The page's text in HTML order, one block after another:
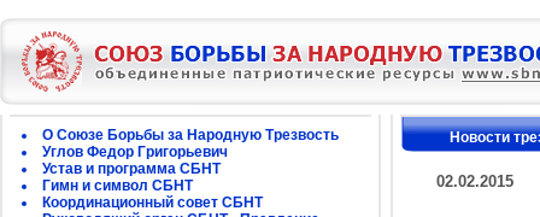
О Союзе Борьбы за Народную Трезвость
Углов Федор Григорьевич
Устав и программа СБНТ
Гимн и символ СБНТ
Координационный совет СБНТ
Новости
02.02.2015